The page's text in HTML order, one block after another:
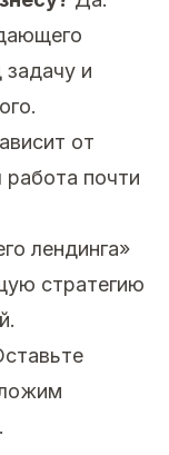
и
от
почти
лендинга»
стратегию